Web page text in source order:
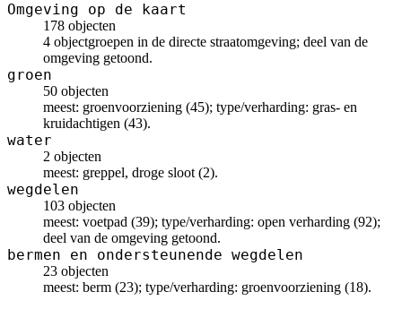
Omgeving op de kaart
178 objecten
4 objectgroepen in de directe straatomgeving; deel van de
omgeving getoond.
groen
50 objecten
meest: groenvoorziening (45); type/verharding: gras- en
kruidachtigen (43).
water
2 objecten
meest: greppel, droge sloot (2).
wegdelen
103 objecten
meest: voetpad (39); type/verharding: open verharding (92);
deel van de omgeving getoond.
bermen en ondersteunende wegdelen
23 objecten
meest: berm (23); type/verharding: groenvoorziening (18).